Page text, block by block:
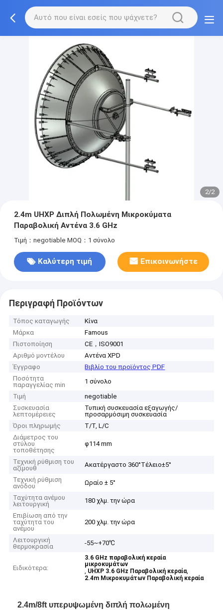
2/2
2.4m UHXP Διπλή Πολωμένη Μικροκύματα
Παραβολική Αντένα 3.6 GHz
Τιμή：negotiable MOQ：1 σύνολο
Καλύτερη τιμή Επικοινωνήστε
Περιγραφή Προϊόντων
Τόπος καταγωγής
Κίνα
Μάρκα
Famous
Πιστοποίηση
CE，ISO9001
Αριθμό μοντέλου
Αντένα XPD
Έγγραφο
Βιβλίο του προϊόντος PDF
Ποσότητα
παραγγελίας min
1 σύνολο
Τιμή
negotiable
Συσκευασία
λεπτομέρειες
Τυπική συσκευασία εξαγωγής/
προσαρμόσιμη συσκευασία
Όροι πληρωμής
Τ/Τ, L/C
Διάμετρος του
στύλου
τοποθέτησης
φ114 mm
Τεχνική ρύθμιση του
αζίμουθ
Ακατέργαστο 360°Τέλειο±5°
Τεχνική ρύθμιση
ανόδου
Ωραίο ± 5°
Ταχύτητα ανέμου
λειτουργική
180 χλμ. την ώρα
Επιβίωση από την
ταχύτητα του
ανέμου
200 χλμ. την ώρα
Λειτουργική
θερμοκρασία
-55~+70℃
Ειδικότερα:
3.6 GHz παραβολική κεραία
μικροκυμάτων
, UHXP 3.6 GHz Παραβολική κεραία,
2.4m Μικροκυμάτων Παραβολική κεραία
2.4m/8ft υπερυψωμένη διπλή πολωμένη